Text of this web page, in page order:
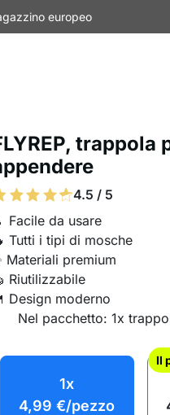
europeo
trappola
4.5 / 5
Facile da usare
Tutti i tipi di mosche
Materiali premium
Riutilizzabile
Design moderno
Nel pacchetto: 1x
1x
4,99€/pezzo
Il